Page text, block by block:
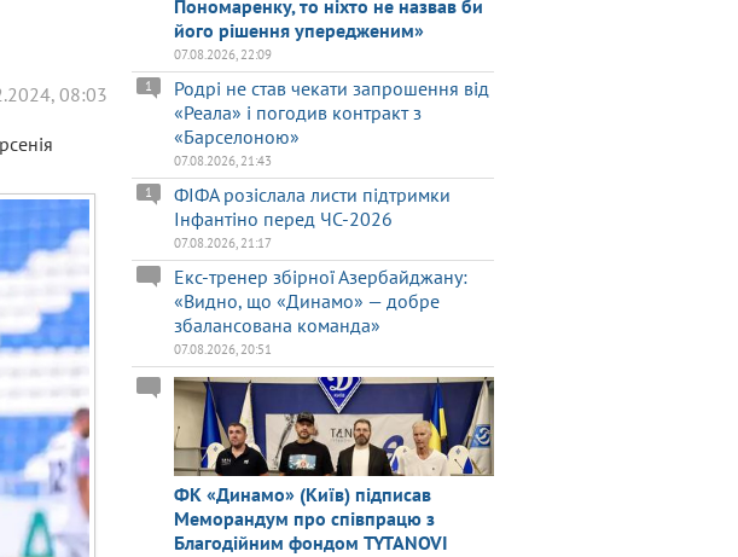
08:03
Пономаренку, то ніхто не назвав би
його рішення упередженим»
07.08.2026, 22:09
Родрі не став чекати запрошення від
«Реала» і погодив контракт з
«Барселоною»
1
07.08.2026, 21:43
ФІФА розіслала листи підтримки
Інфантіно перед ЧС-2026
1
07.08.2026, 21:17
Екс-тренер збірної Азербайджану:
«Видно, що «Динамо» — добре
збалансована команда»
07.08.2026, 20:51
ФК «Динамо» (Київ) підписав
Меморандум про співпрацю з
Благодійним фондом TYTANOVI